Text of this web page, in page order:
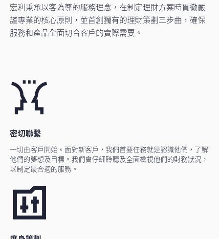
宏利秉承以客為尊的服務理念，在制定理財方案時貫徹嚴
謹專業的核心原則，並首創獨有的理財策劃三步曲，確保
服務和產品全面切合客戶的實際需要。
密切聯繫
一切由客戶開始。面對新客戶，我們首要任務就是認識他們，了解
他們的夢想及目標。我們會仔細聆聽及全面檢視他們的財務狀況，
以制定最合適的服務。